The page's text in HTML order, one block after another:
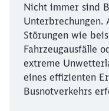
Nicht immer sind
Unterbrechungen.
Störungen wie
Fahrzeugausfälle
extreme
eines effizienten
Busnotverkehrs